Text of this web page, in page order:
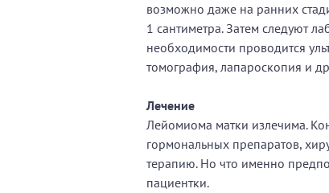
возможно даже на ранних
1 сантиметра. Затем следуют
необходимости проводится
томография, лапароскопия и
Лечение
Лейомиома матки излечима.
гормональных препаратов,
терапию. Но что именно
пациентки.